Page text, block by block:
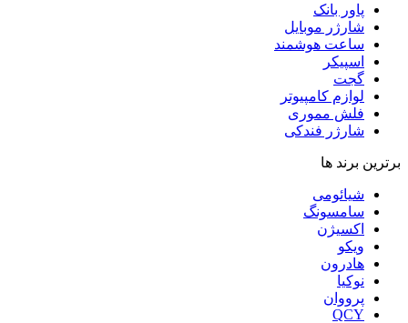
پاور بانک
شارژر موبایل
ساعت هوشمند
اسپیکر
گجت
لوازم کامپیوتر
فلش مموری
شارژر فندکی
برترین برند ها
شیائومی
سامسونگ
اکسیژن
ویکو
هادرون
نوکیا
پرووان
QCY